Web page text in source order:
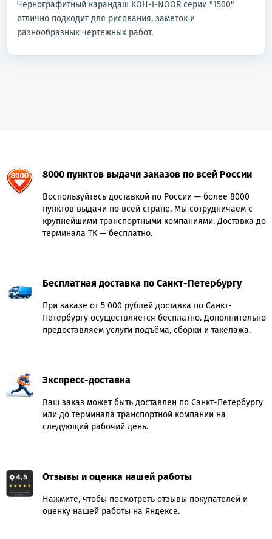
Чернографитный карандаш KOH-I-NOOR серии "1500"
отлично подходит для рисования, заметок и
разнообразных чертежных работ.
8000 пунктов выдачи заказов по всей России
Воспользуйтесь доставкой по России — более 8000
пунктов выдачи по всей стране. Мы сотрудничаем с
крупнейшими транспортными компаниями. Доставка до
терминала ТК — бесплатно.
Бесплатная доставка по Санкт-Петербургу
При заказе от 5 000 рублей доставка по Санкт-
Петербургу осуществляется бесплатно. Дополнительно
предоставляем услуги подъёма, сборки и такелажа.
Экспресс-доставка
Ваш заказ может быть доставлен по Санкт-Петербургу
или до терминала транспортной компании на
следующий рабочий день.
Отзывы и оценка нашей работы
Нажмите, чтобы посмотреть отзывы покупателей и
оценку нашей работы на Яндексе.